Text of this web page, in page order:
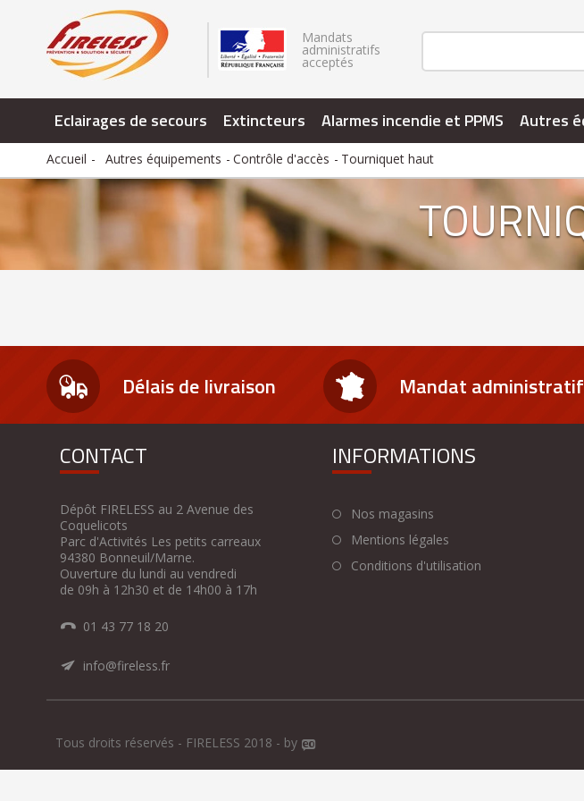
Mandats
administratifs
acceptés
Eclairages de secours Extincteurs Alarmes incendie et PPMS Autres
Accueil Autres équipements Contrôle d'accès Tourniquet haut
Délais de livraison Mandat administratif
CONTACT
Dépôt FIRELESS au 2 Avenue des
Coquelicots
Parc d'Activités Les petits carreaux
94380 Bonneuil/Marne.
Ouverture du lundi au vendredi
de 09h à 12h30 et de 14h00 à 17h
01 43 77 18 20
info@fireless.fr
INFORMATIONS
Nos magasins
Mentions légales
Conditions d'utilisation
Tous droits réservés - FIRELESS 2018 - by